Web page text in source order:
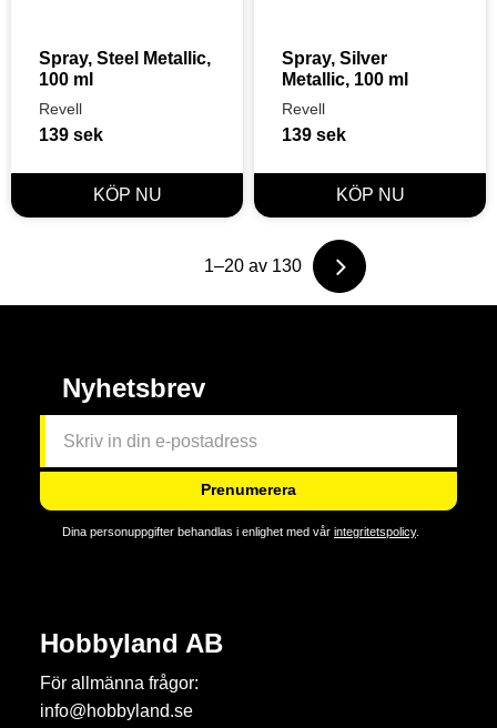
Spray, Steel Metallic,
100 ml
Revell
139 sek
Spray, Silver
Metallic, 100 ml
Revell
139 sek
1–20 av 130
Nyhetsbrev
Prenumerera
Dina personuppgifter behandlas i enlighet med vår integritetspolicy.
Hobbyland AB
För allmänna frågor:
info@hobbyland.se